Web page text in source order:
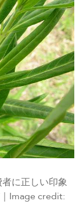
に正しい印象
Image credit: